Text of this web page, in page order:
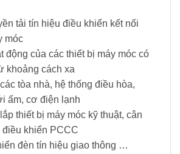
tải tín hiệu điều khiển kết nối
móc
động của các thiết bị máy móc có
khoảng cách xa
tòa nhà, hệ thống điều hòa,
ấm, cơ điện lạnh
thiết bị máy móc kỹ thuật, cân
khiển PCCC
đèn tín hiệu giao thông …